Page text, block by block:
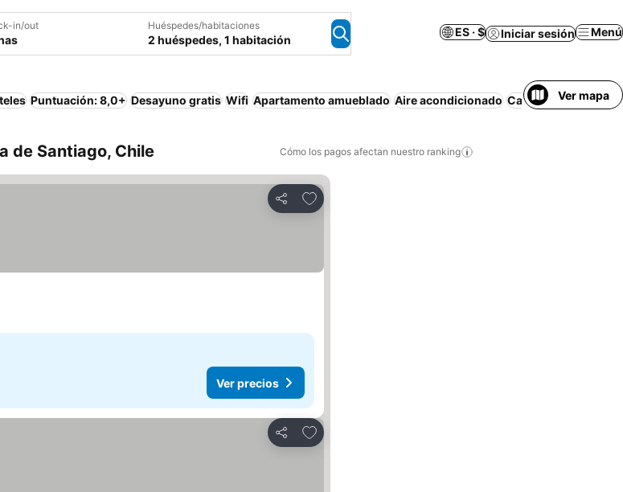
in/out Huéspedes/habitaciones
2 huéspedes, 1 habitación
ES · $ Iniciar sesión Menú
Puntuación: 8,0+ Desayuno gratis Wifi Apartamento amueblado Aire acondicionado Casa o apartamento
Ver mapa
de Santiago, Chile Cómo los pagos afectan nuestro ranking
Compartir
Agregar a favoritos
Ver precios
Compartir
Agregar a favoritos